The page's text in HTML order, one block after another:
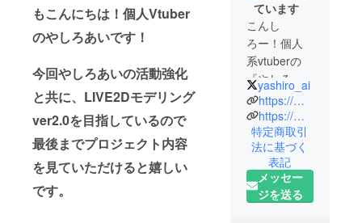
もこんにちは！個人Vtuber
のやしろあいです！
今回やしろあいの活動強化
と共に、LIVE2Dモデリング
ver2.0を目指しているので
最後までプロジェクト内容
を見ていただけると嬉しい
です。
ています
こんし
ろー！個人
系vtuberの
『やしろあ
い』です！
2020年4月か
ら活動を始
めて、主に
twitchや
YouTubeな
どでゲーム
yashiro_ai
https://mobile.twitter.com/yashiro_ai
https://m.youtube.com/channel/UC3G9ynwAEyiZU-87j6PkQLQ/videos?disable_polymer=1
特定商取引
法に基づく
表記
メッセー
ジを送る